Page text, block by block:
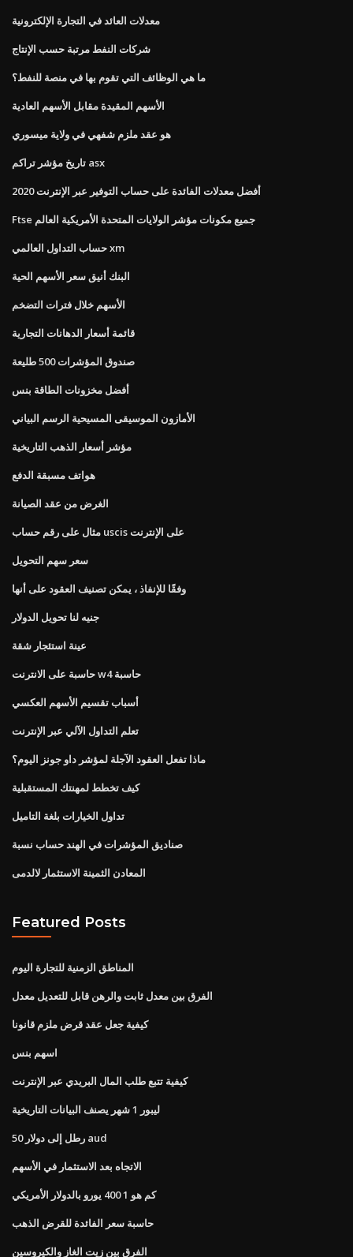
معدلات العائد في التجارة الإلكترونية
شركات النفط مرتبة حسب الإنتاج
ما هي الوظائف التي تقوم بها في منصة للنفط؟
الأسهم المقيدة مقابل الأسهم العادية
هو عقد ملزم شفهي في ولاية ميسوري
تاريخ مؤشر تراكم asx
أفضل معدلات الفائدة على حساب التوفير عبر الإنترنت 2020
Ftse جميع مكونات مؤشر الولايات المتحدة الأمريكية العالم
حساب التداول العالمي xm
البنك أنيق سعر الأسهم الحية
الأسهم خلال فترات التضخم
قائمة أسعار الدهانات التجارية
صندوق المؤشرات 500 طليعة
أفضل مخزونات الطاقة بنس
الأمازون الموسيقى المسيحية الرسم البياني
مؤشر أسعار الذهب التاريخية
هواتف مسبقة الدفع
الغرض من عقد الصيانة
مثال على رقم حساب uscis على الإنترنت
سعر سهم التحويل
وفقًا للإنفاذ ، يمكن تصنيف العقود على أنها
جنيه لنا تحويل الدولار
عينة استئجار شقة
حاسبة على الانترنت w4 حاسبة
أسباب تقسيم الأسهم العكسي
تعلم التداول الآلي عبر الإنترنت
ماذا تفعل العقود الآجلة لمؤشر داو جونز اليوم؟
كيف تخطط لمهنتك المستقبلية
تداول الخيارات بلغة التاميل
صناديق المؤشرات في الهند حساب نسبة
المعادن الثمينة الاستثمار لالدمى
Featured Posts
المناطق الزمنية للتجارة اليوم
الفرق بين معدل ثابت والرهن قابل للتعديل معدل
كيفية جعل عقد قرض ملزم قانونا
اسهم بنس
كيفية تتبع طلب المال البريدي عبر الإنترنت
ليبور 1 شهر يصنف البيانات التاريخية
50 رطل إلى دولار aud
الاتجاه بعد الاستثمار في الأسهم
كم هو 1 400 يورو بالدولار الأمريكي
حاسبة سعر الفائدة للقرض الذهب
الفرق بين زيت الغاز والكيروسين